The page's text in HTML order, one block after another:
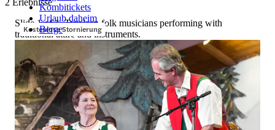
Kombitickets
Urlaub daheim
Berge
2 Erlebnisse
Kostenlose Stornierung
Slide 1 of 1, Tyrolean folk musicians performing with
traditional attire and instruments.